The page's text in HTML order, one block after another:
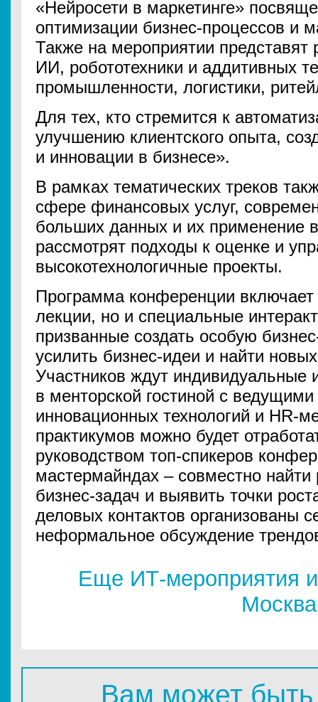
«Нейросети в маркетинге»
оптимизации бизнес-процессов и
Также на мероприятии
ИИ, робототехники и аддитивных
промышленности, логистики,
Для тех, кто стремится к
улучшению клиентского опыта,
и инновации в бизнесе».
В рамках тематических треков
сфере финансовых услуг,
больших данных и их применение
рассмотрят подходы к оценке и
высокотехнологичные проекты.
Программа конференции включает
лекции, но и специальные
призванные создать особую
усилить бизнес-идеи и найти
Участников ждут индивидуальные
в менторской гостиной с
инновационных технологий и HR-
практикумов можно будет
руководством топ-спикеров
мастермайндах – совместно
бизнес-задач и выявить точки
деловых контактов организованы
неформальное обсуждение
Еще ИТ-мероприятия
Москва
Вам может быть